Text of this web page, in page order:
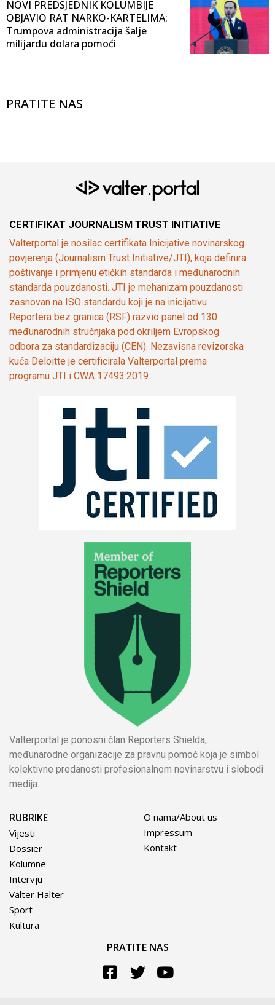
NOVI PREDSJEDNIK KOLUMBIJE
OBJAVIO RAT NARKO-KARTELIMA:
Trumpova administracija šalje
milijardu dolara pomoći
PRATITE NAS
CERTIFIKAT JOURNALISM TRUST INITIATIVE
Valterportal je nosilac certifikata Inicijative novinarskog
povjerenja (Journalism Trust Initiative/JTI), koja definira
poštivanje i primjenu etičkih standarda i međunarodnih
standarda pouzdanosti. JTI je mehanizam pouzdanosti
zasnovan na ISO standardu koji je na inicijativu
Reportera bez granica (RSF) razvio panel od 130
međunarodnih stručnjaka pod okriljem Evropskog
odbora za standardizaciju (CEN). Nezavisna revizorska
kuća Deloitte je certificirala Valterportal prema
programu JTI i CWA 17493:2019.
Valterportal je ponosni član Reporters Shielda,
međunarodne organizacije za pravnu pomoć koja je simbol
kolektivne predanosti profesionalnom novinarstvu i slobodi
medija.
RUBRIKE
Vijesti
Dossier
Kolumne
Intervju
Valter Halter
Sport
Kultura
O nama/About us
Impressum
Kontakt
PRATITE NAS